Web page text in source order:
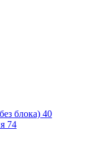
блока) 40
74